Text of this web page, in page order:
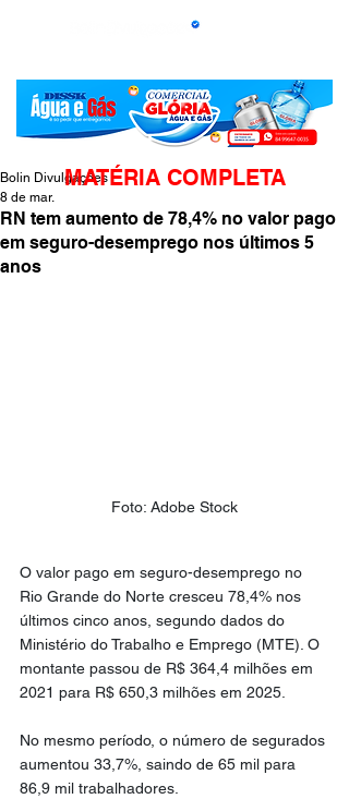
RN tem aumento de 78,4% no valor pago
em seguro-desemprego nos últimos 5
anos
Bolin Divulgações
8 de mar.
Foto: Adobe Stock
O valor pago em seguro-desemprego no
Rio Grande do Norte cresceu 78,4% nos
últimos cinco anos, segundo dados do
Ministério do Trabalho e Emprego (MTE). O
montante passou de R$ 364,4 milhões em
2021 para R$ 650,3 milhões em 2025.
No mesmo período, o número de segurados
aumentou 33,7%, saindo de 65 mil para
86,9 mil trabalhadores.
MATÉRIA COMPLETA